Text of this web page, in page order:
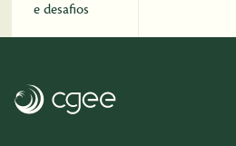
e desafios